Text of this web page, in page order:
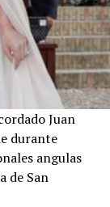
Juan
durante
angulas
de San